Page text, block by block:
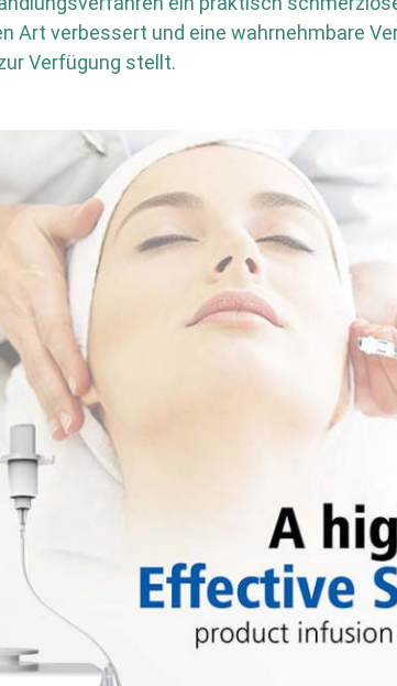
Art verbessert und eine wahrnehmbare
Verfügung stellt.